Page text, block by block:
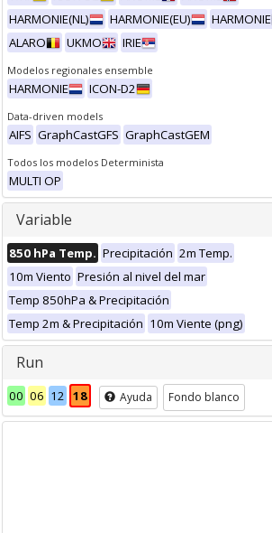
HARMONIE(NL)
HARMONIE(EU)
HARMONIE
ALARO
UKMO IRIE
Modelos regionales ensemble
HARMONIE ICON-D2
Data-driven models
AIFS GraphCastGFS GraphCastGEM
Todos los modelos Determinista
MULTI OP
Variable
850 hPa Temp. Precipitación 2m Temp.
10m Viento Presión al nivel del mar
Temp 850hPa & Precipitación
Temp 2m & Precipitación 10m Viente (png)
Run
00 06 12 18 Ayuda Fondo blanco